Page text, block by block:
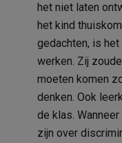
het niet laten
het kind
gedachten, is
werken. Zij
moeten komen
denken. Ook
de klas.
zijn over